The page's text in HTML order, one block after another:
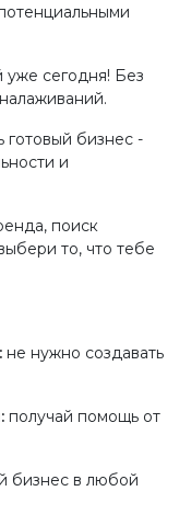
уже сегодня! Без
готовый бизнес -
и
поиск
то, что тебе
не нужно создавать
получай помощь от
бизнес в любой